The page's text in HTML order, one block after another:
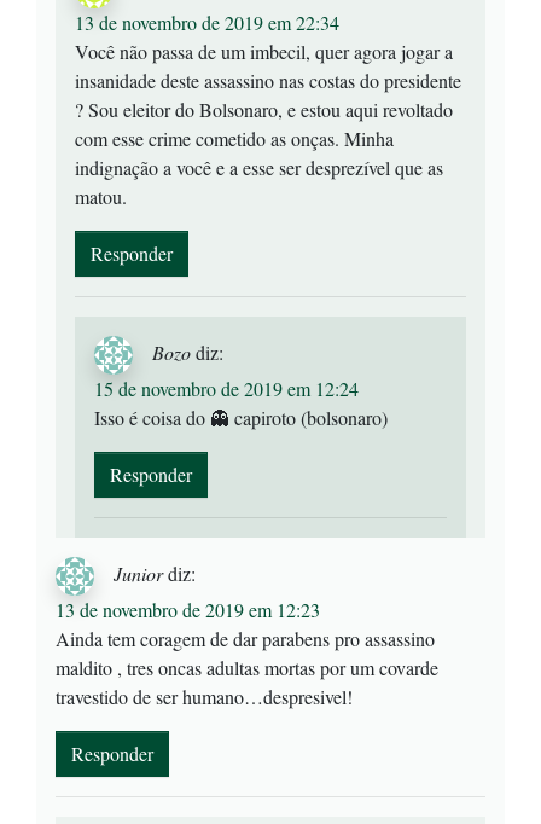
13 de novembro de 2019 em 22:34
Você não passa de um imbecil, quer agora jogar a
insanidade deste assassino nas costas do presidente
? Sou eleitor do Bolsonaro, e estou aqui revoltado
com esse crime cometido as onças. Minha
indignação a você e a esse ser desprezível que as
matou.
Responder
Bozodiz:
15 de novembro de 2019 em 12:24
Isso é coisa do 👻 capiroto (bolsonaro)
Responder
Juniordiz:
13 de novembro de 2019 em 12:23
Ainda tem coragem de dar parabens pro assassino
maldito , tres oncas adultas mortas por um covarde
travestido de ser humano…despresivel!
Responder